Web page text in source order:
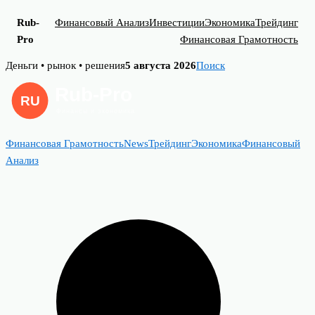
Rub-
Pro
Финансовый АнализИнвестицииЭкономикаТрейдинг
Финансовая Грамотность
Skip
content
Деньги • рынок • решения5 августа 2026Поиск
Финансовая ГрамотностьNewsТрейдингЭкономикаФинансовый
Анализ